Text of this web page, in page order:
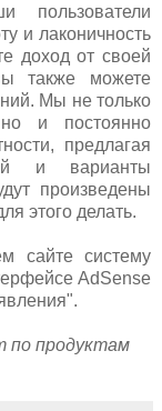
пользователи
и лаконичность
доход от своей
также можете
Мы не только
и постоянно
предлагая
и варианты
произведены
этого делать.
сайте систему
AdSense
по продуктам